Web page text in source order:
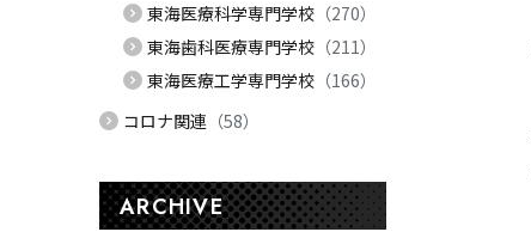
東海医療科学専門学校 （270）
東海歯科医療専門学校 （211）
東海医療工学専門学校 （166）
コロナ関連 （58）
ARCHIVE